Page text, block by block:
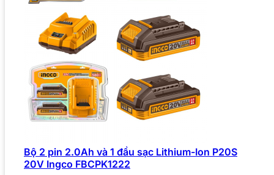
Bộ 2 pin 2.0Ah và 1 đầu sạc Lithium-Ion P20S
20V Ingco FBCPK1222